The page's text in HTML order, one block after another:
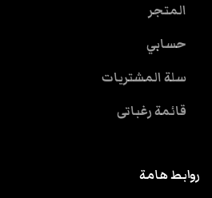
المتجر
حسابي
سلة المشتريات
قائمة رغباتى
روابط هامة